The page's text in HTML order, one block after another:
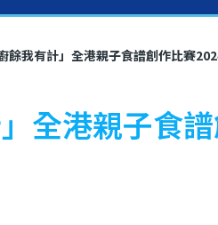
餘我有計」全港親子食譜創作比賽
」全港親子食